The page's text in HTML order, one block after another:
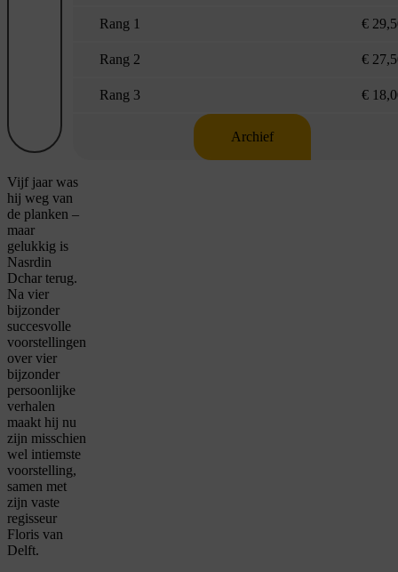
Rang 1 €
Rang 2 €
Rang 3 €
Archief
Vijf jaar was
hij weg van
de planken –
maar
gelukkig is
Nasrdin
Dchar terug.
Na vier
bijzonder
succesvolle
voorstellingen
over vier
bijzonder
persoonlijke
verhalen
maakt hij nu
zijn misschien
wel intiemste
voorstelling,
samen met
zijn vaste
regisseur
Floris van
Delft.